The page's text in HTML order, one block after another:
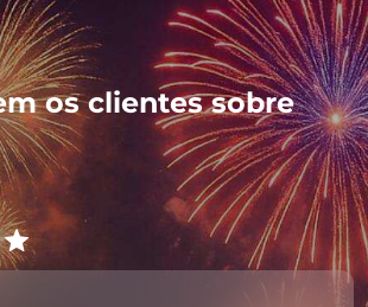
os clientes sobre